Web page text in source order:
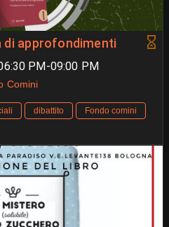
di approfondimenti
PM-09:00 PM
Comini
dibattito
Fondo comini